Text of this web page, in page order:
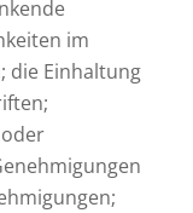
im
die Einhaltung